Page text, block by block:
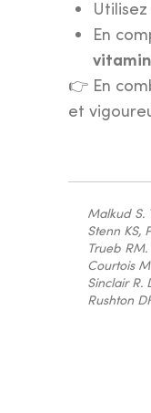
En
👉 En
et
Malkud S.
Stenn KS,
Trueb RM.
Courtois
Sinclair R.
Rushton
adaptée
faites le
vers